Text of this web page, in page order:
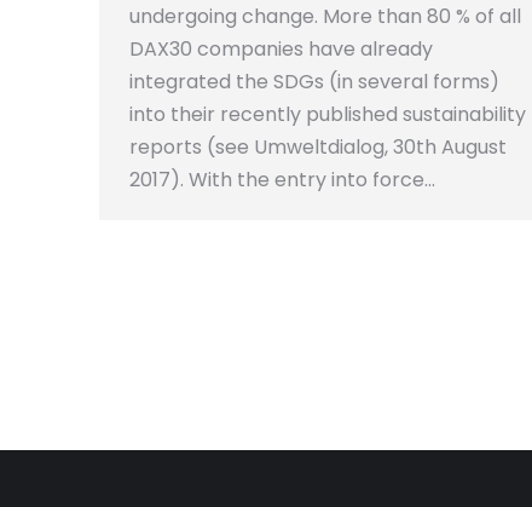
undergoing change. More than 80 % of all
DAX30 companies have already
integrated the SDGs (in several forms)
into their recently published sustainability
reports (see Umweltdialog, 30th August
2017). With the entry into force…